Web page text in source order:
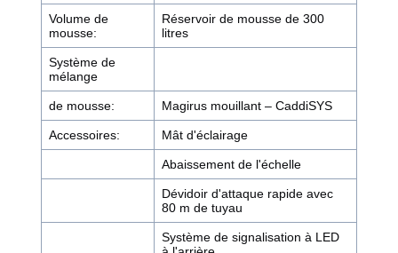
Volume de
mousse:
Réservoir de mousse de 300
litres
Système de
mélange
de mousse: Magirus mouillant – CaddiSYS
Accessoires: Mât d'éclairage
Abaissement de l'échelle
Dévidoir d'attaque rapide avec
80 m de tuyau
Système de signalisation à LED